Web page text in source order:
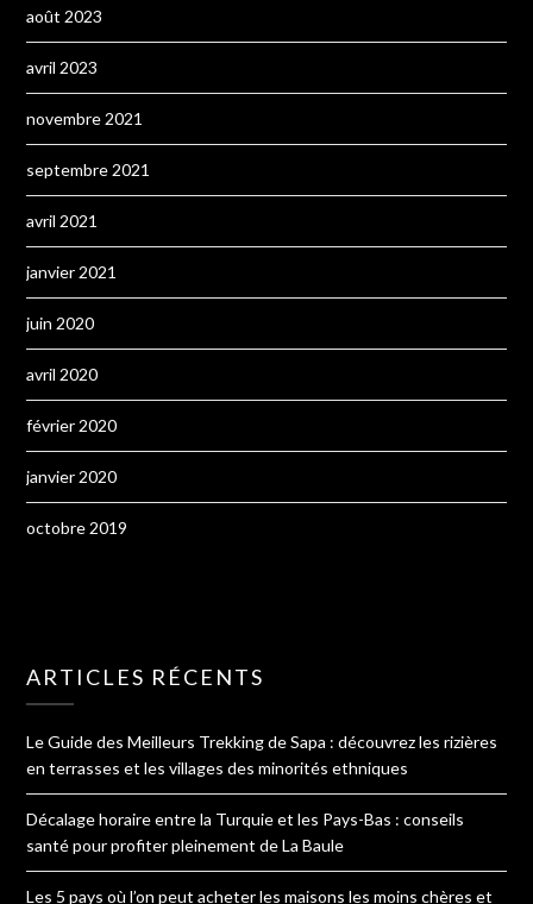
août 2023
avril 2023
novembre 2021
septembre 2021
avril 2021
janvier 2021
juin 2020
avril 2020
février 2020
janvier 2020
octobre 2019
ARTICLES RÉCENTS
Le Guide des Meilleurs Trekking de Sapa : découvrez les rizières
en terrasses et les villages des minorités ethniques
Décalage horaire entre la Turquie et les Pays-Bas : conseils
santé pour profiter pleinement de La Baule
Les 5 pays où l’on peut acheter les maisons les moins chères et